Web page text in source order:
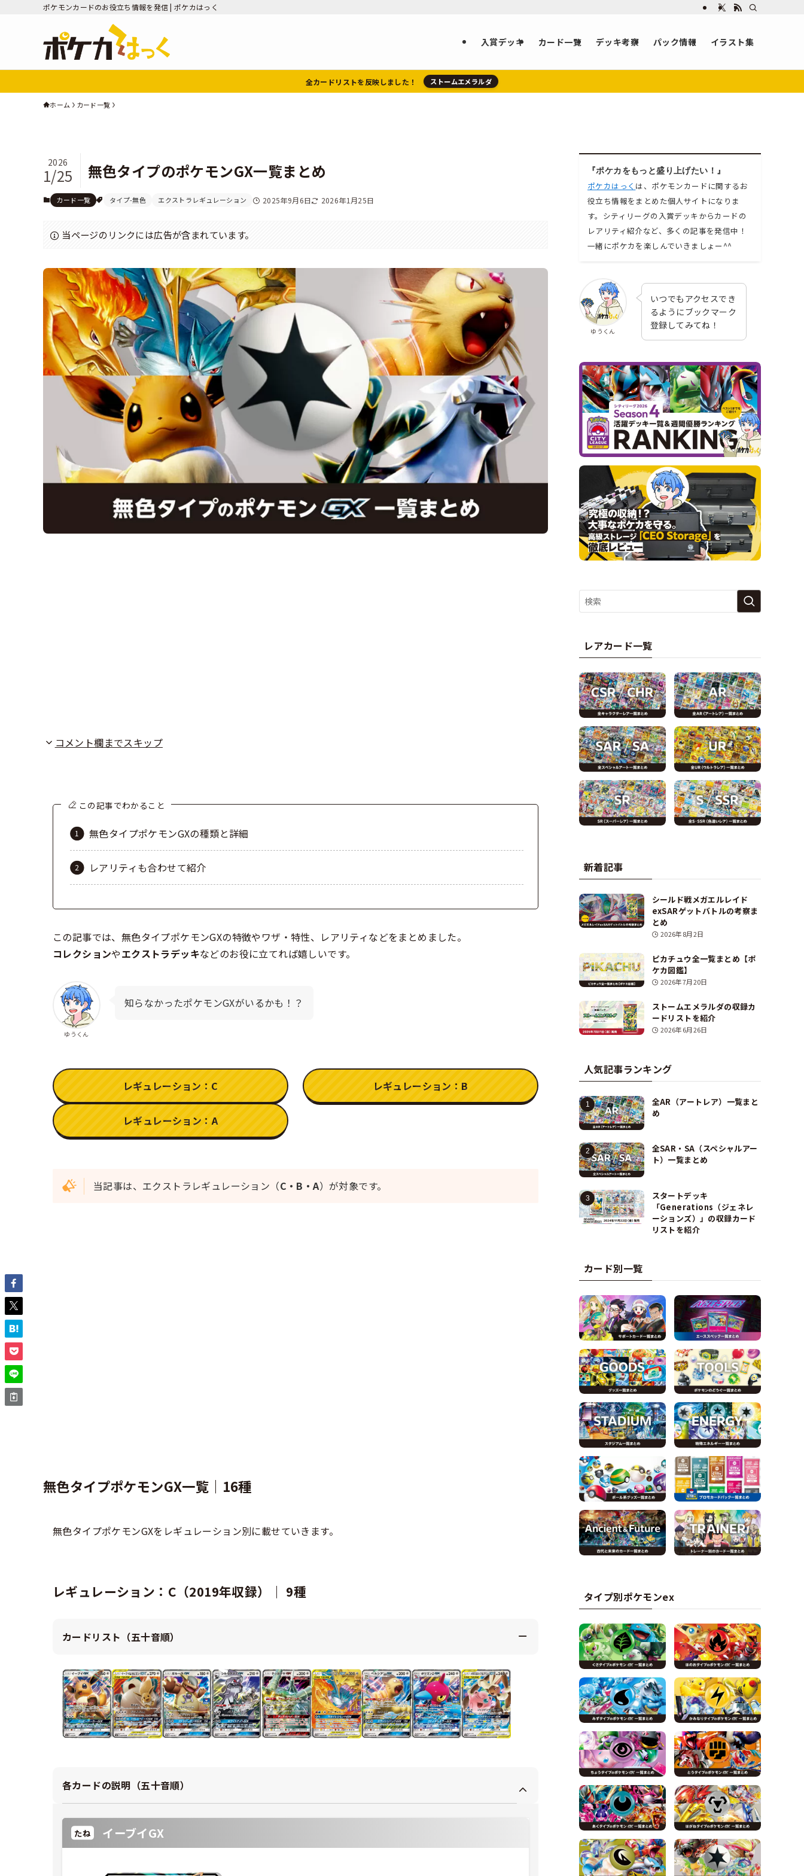
ポケモンカードのお役立ち情報を発信 | ポケカはっく
入賞デッキ カード一覧 デッキ考察 パック情報 イラスト集
全カードリストを反映しました！ ストームエメラルダ
ホーム カード一覧
無色タイプのポケモンGX一覧まとめ
2026
1/25
カード一覧 タイプ-無色 エクストラレギュレーション 2025年9月6日 2026年1月25日
当ページのリンクには広告が含まれています。
コメント欄までスキップ
この記事でわかること
無色タイプポケモンGXの種類と詳細
レアリティも合わせて紹介
この記事では、無色タイプポケモンGXの特徴やワザ・特性、レアリティなどをまとめました。
コレクションやエクストラデッキなどのお役に立てれば嬉しいです。
ゆうくん
知らなかったポケモンGXがいるかも！？
レギュレーション：C レギュレーション：B
レギュレーション：A
当記事は、エクストラレギュレーション（C・B・A）が対象です。
無色タイプポケモンGX一覧｜16種
無色タイプポケモンGXをレギュレーション別に載せていきます。
レギュレーション：C（2019年収録）｜ 9種
カードリスト（五十音順）
各カードの説明（五十音順）
イーブイGX
『ポケカをもっと盛り上げたい！』
ポケカはっく は、ポケモンカードに関するお
役立ち情報をまとめた個人サイトになりま
す。シティリーグの入賞デッキからカードの
レアリティ紹介など、多くの記事を発信中！
一緒にポケカを楽しんでいきましょー^^
ゆうくん
いつでもアクセスでき
るようにブックマーク
登録してみてね！
レアカード一覧
新着記事
シールド戦メガエルレイド
exSARゲットバトルの考察ま
とめ
2026年8月2日
ピカチュウ全一覧まとめ【ポ
ケカ図鑑】
2026年7月20日
ストームエメラルダの収録カ
ードリストを紹介
2026年6月26日
人気記事ランキング
全AR（アートレア）一覧まと
め
全SAR・SA（スペシャルアー
ト）一覧まとめ
スタートデッキ
「Generations（ジェネレ
ーションズ）」の収録カード
リストを紹介
カード別一覧
タイプ別ポケモンex